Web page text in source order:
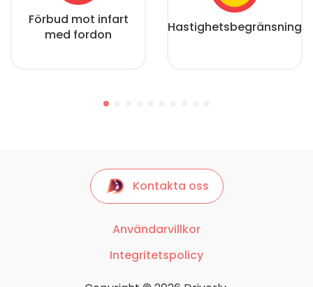
Förbud mot infart
med fordon
Hastighetsbegränsning
Kontakta oss
Användarvillkor
Integritetspolicy